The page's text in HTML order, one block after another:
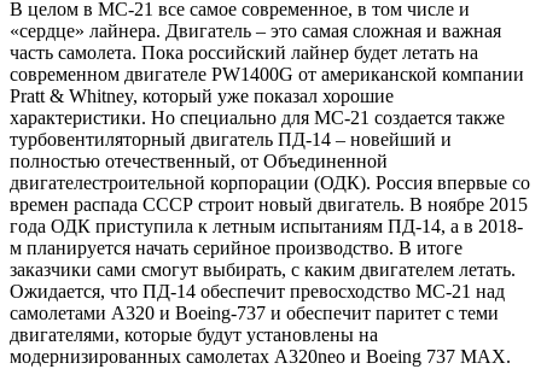
В целом в МС-21 все самое современное, в том числе и
«сердце» лайнера. Двигатель – это самая сложная и важная
часть самолета. Пока российский лайнер будет летать на
современном двигателе PW1400G от американской компании
Pratt & Whitney, который уже показал хорошие
характеристики. Но специально для МС-21 создается также
турбовентиляторный двигатель ПД-14 – новейший и
полностью отечественный, от Объединенной
двигателестроительной корпорации (ОДК). Россия впервые со
времен распада СССР строит новый двигатель. В ноябре 2015
года ОДК приступила к летным испытаниям ПД-14, а в 2018-
м планируется начать серийное производство. В итоге
заказчики сами смогут выбирать, с каким двигателем летать.
Ожидается, что ПД-14 обеспечит превосходство МС-21 над
самолетами А320 и Boeing-737 и обеспечит паритет с теми
двигателями, которые будут установлены на
модернизированных самолетах А320neo и Boeing 737 MAX.